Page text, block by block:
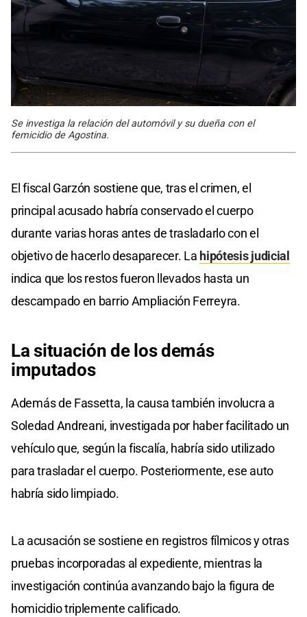
Se investiga la relación del automóvil y su dueña con el
femicidio de Agostina.
El fiscal Garzón sostiene que, tras el crimen, el
principal acusado habría conservado el cuerpo
durante varias horas antes de trasladarlo con el
objetivo de hacerlo desaparecer. La hipótesis judicial
indica que los restos fueron llevados hasta un
descampado en barrio Ampliación Ferreyra.
La situación de losdemás
imputados
Además de Fassetta, la causa también involucra a
Soledad Andreani, investigada por haber facilitado un
vehículo que, según la fiscalía, habría sido utilizado
para trasladar el cuerpo. Posteriormente, ese auto
habría sido limpiado.
La acusación se sostiene en registros fílmicos y otras
pruebas incorporadas al expediente, mientras la
investigación continúa avanzando bajo la figura de
homicidio triplemente calificado.